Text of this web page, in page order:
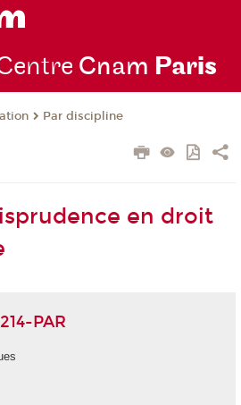
Cnam Paris
Par discipline
en droit
PAR